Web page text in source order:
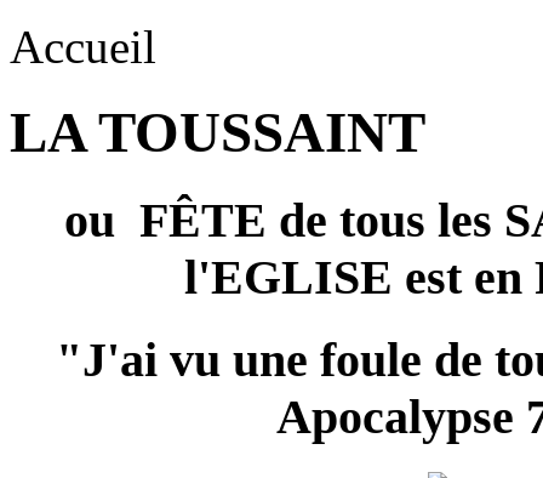
Accueil
LA TOUSSAINT
ou FÊTE de tous les
l'EGLISE est en
"J'ai vu une foule de
Apocalypse